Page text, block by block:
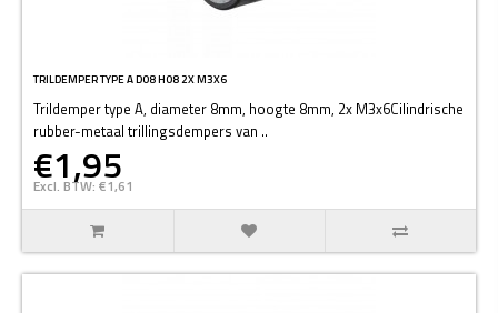
TRILDEMPER TYPE A D08 H08 2X M3X6
Trildemper type A, diameter 8mm, hoogte 8mm, 2x M3x6Cilindrische
rubber-metaal trillingsdempers van ..
€1,95
Excl. BTW: €1,61